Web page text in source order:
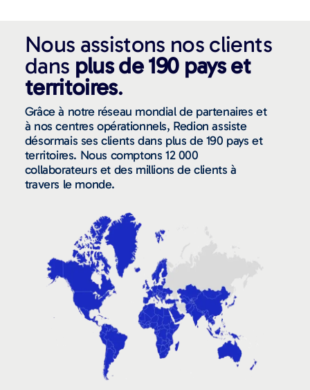
Nous assistons nos clients
dans plus de 190 pays et
territoires.
Grâce à notre réseau mondial de partenaires et
à nos centres opérationnels, Redion assiste
désormais ses clients dans plus de 190 pays et
territoires. Nous comptons 12 000
collaborateurs et des millions de clients à
travers le monde.